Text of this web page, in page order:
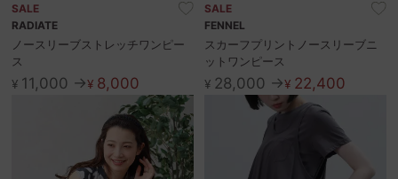
SALE
RADIATE
ノースリーブストレッチワンピー
ス
¥11,000 →¥8,000
SALE
FENNEL
スカーフプリントノースリーブニ
ットワンピース
¥28,000 →¥22,400